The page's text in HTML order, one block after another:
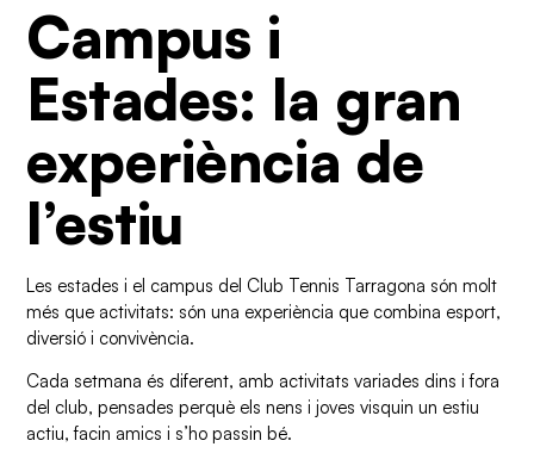
Campus i
Estades: la gran
experiència de
l’estiu
Les estades i el campus del Club Tennis Tarragona són molt
més que activitats: són una experiència que combina esport,
diversió i convivència.
Cada setmana és diferent, amb activitats variades dins i fora
del club, pensades perquè els nens i joves visquin un estiu
actiu, facin amics i s’ho passin bé.